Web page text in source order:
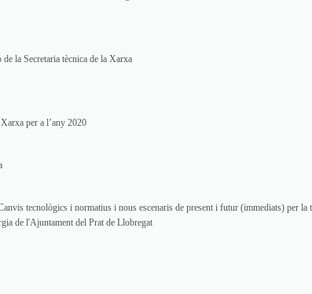
la Secretaria tècnica de la Xarxa
per a l’any 2020
tecnològics i normatius i nous escenaris de present i futur (immediats) per la
de l'Ajuntament del Prat de Llobregat